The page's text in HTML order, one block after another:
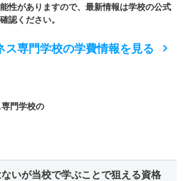
性がありますので、最新情報は学校の公式
認ください。
ス専門学校の学費情報を見る
門学校の
いが当校で学ぶことで狙える資格